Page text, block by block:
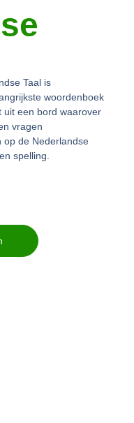
Taal is
woordenboek
uit een bord waarover
vragen
op de Nederlandse
spelling.